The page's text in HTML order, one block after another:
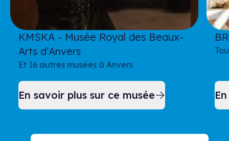
KMSKA - Musée Royal des Beaux-
Arts d’Anvers
Et 16 autres musées à Anvers
En savoir plus sur ce musée